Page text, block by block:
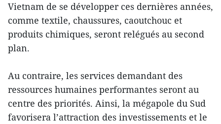
Vietnam de se développer ces dernières années,
comme textile, chaussures, caoutchouc et
produits chimiques, seront relégués au second
plan.
Au contraire, les services demandant des
ressources humaines performantes seront au
centre des priorités. Ainsi, la mégapole du Sud
favorisera l’attraction des investissements et le